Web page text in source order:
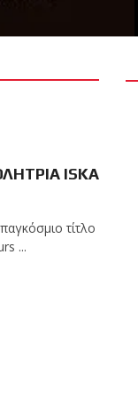
ISKA
τίτλο
...